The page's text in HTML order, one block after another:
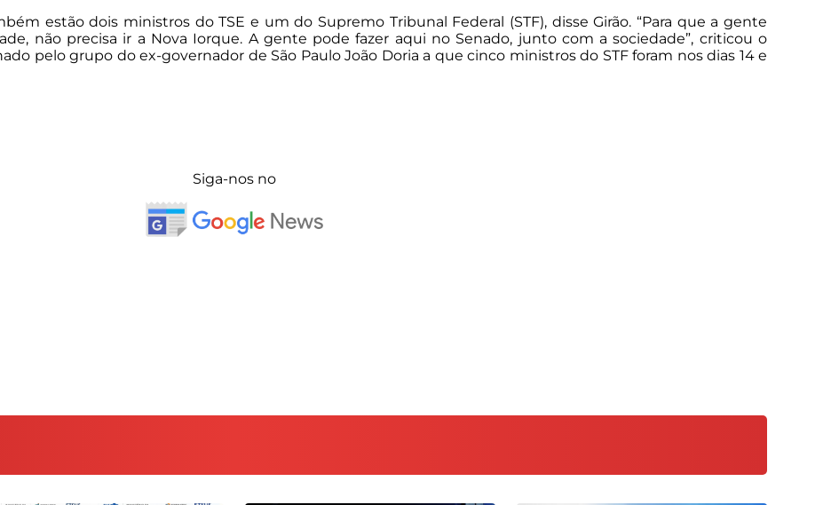
estão dois ministros do TSE e um do Supremo Tribunal Federal (STF), disse Girão. “Para que a gente
não precisa ir a Nova Iorque. A gente pode fazer aqui no Senado, junto com a sociedade”, criticou o
pelo grupo do ex-governador de São Paulo João Doria a que cinco ministros do STF foram nos dias 14 e
Siga-nos no